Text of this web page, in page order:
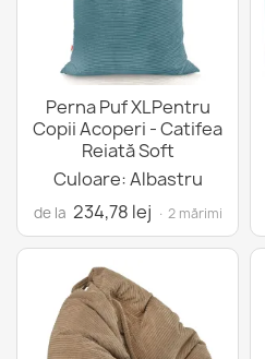
Perna Puf XLPentru
Copii Acoperi - Catifea
Reiată Soft
Culoare: Albastru
de la 234,78 lej · 2 mărimi